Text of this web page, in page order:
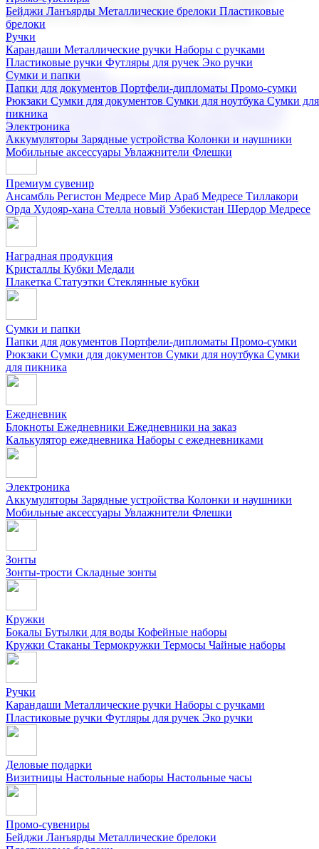
Бейджи Ланъярды Металлические брелоки Пластиковые
брелоки
Ручки
Карандаши Металлические ручки Наборы с ручками
Пластиковые ручки Футляры для ручек Эко ручки
Сумки и папки
Папки для документов Портфели-дипломаты Промо-сумки
Рюкзаки Сумки для документов Сумки для ноутбука Сумки для
пикника
Электроника
Аккумуляторы Зарядные устройства Колонки и наушники
Мобильные аксессуары Увлажнители Флешки
продукцию для бизнеса, мероприятия и клиентов.
Подарочные наборы
Бизнес наборыКофейные наборы Кошельки
Наборы из кожиНаборы ручекНаборы с аккумуляторами
Наборы с бутылками для воды
Наборы с ежедневниками
Наборы с кружками
флешкамиНовогодние наборыЧайные наборы
Премиум сувенир
Ансамбль Регистон Медресе Мир Араб Медресе Тиллакори
Орда Худояр-хана Стелла новый Узбекистан Шердор Медресе
Наградная продукция
Kристаллы Кубки Медали
Плакетка Статуэтки Стеклянные кубки
Сумки и папки
Папки для документов Портфели-дипломаты Промо-сумки
Рюкзаки Сумки для документов Сумки для ноутбука Сумки
для пикника
Ежедневник
Блокноты Ежедневники Ежедневники на заказ
Калькулятор ежедневника Наборы с ежедневниками
Электроника
Аккумуляторы Зарядные устройства Колонки и наушники
Мобильные аксессуары Увлажнители Флешки
Зонты
Зонты-трости Складные зонты
Кружки
Бокалы Бутылки для воды Кофейные наборы
Кружки Стаканы Термокружки Термосы Чайные наборы
Ручки
Карандаши Металлические ручки Наборы с ручками
Пластиковые ручки Футляры для ручек Эко ручки
Деловые подарки
Визитницы Настольные наборы Настольные часы
Промо-сувениры
Бейджи Ланъярды Металлические брелоки